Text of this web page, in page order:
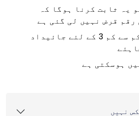
یہ ثابت کرنا ہوگا کہ
قرض نہیں لی گئی ہے
سرمایہ کار کو کم سے کم 3 کے لئے جائیداد
ہوسکتی ہے
نہیں